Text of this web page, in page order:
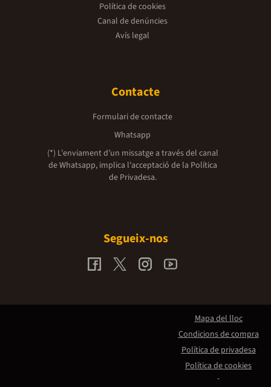
Política de cookies
Canal de denúncies
Avís legal
Contacte
Formulari de contacte
Whatsapp
(*) L'enviament d’un missatge a través del canal
de Whatsapp, implica l'acceptació de la Política
de Privadesa.
Segueix-nos
Mapa del lloc
Condicions de compra
Política de privadesa
Política de cookies